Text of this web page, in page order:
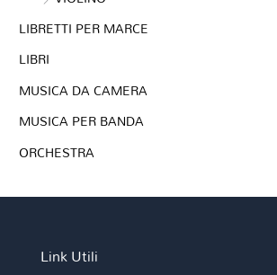
LIBRETTI PER MARCE
LIBRI
MUSICA DA CAMERA
MUSICA PER BANDA
ORCHESTRA
Link Utili